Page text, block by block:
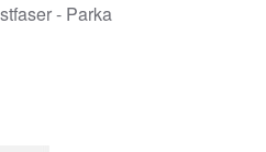
- Parka